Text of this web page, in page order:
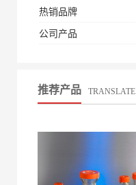
热销品牌
公司产品
推荐产品 TRANSLATE